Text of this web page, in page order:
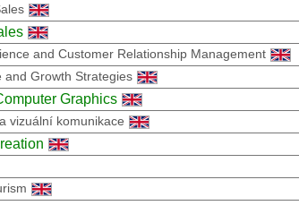
and Customer Relationship Management
and Growth Strategies
Graphics
vizuální komunikace